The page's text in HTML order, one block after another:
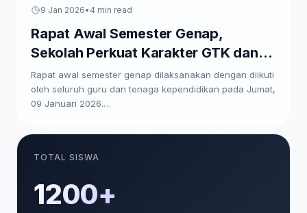
9 Jan 2026• 4 min read
Rapat Awal Semester Genap,
Sekolah Perkuat Karakter GTK dan
Paparkan Program Kerja
Rapat awal semester genap dilaksanakan dengan diikuti
oleh seluruh guru dan tenaga kependidikan pada Jumat,
09 Januari 2026.…
TOTAL SISWA
1200+